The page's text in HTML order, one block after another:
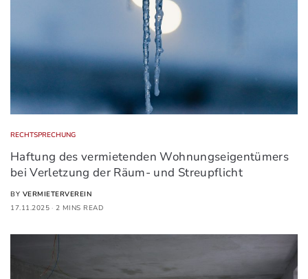
RECHTSPRECHUNG
Haftung des vermietenden Wohnungseigentümers
bei Verletzung der Räum- und Streupflicht
BY VERMIETERVEREIN
17.11.2025
2 MINS READ